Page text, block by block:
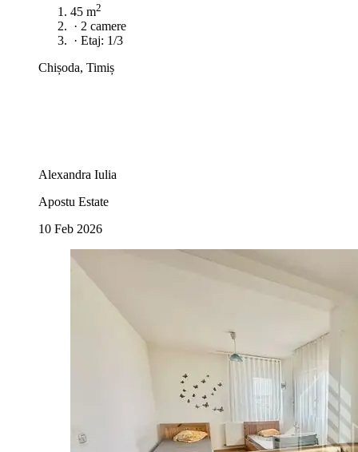
45 m2
· 2 camere
· Etaj: 1/3
Chișoda, Timiș
Alexandra Iulia
Apostu Estate
10 Feb 2026